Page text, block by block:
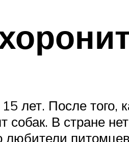
лет. После того,
собак. В стране